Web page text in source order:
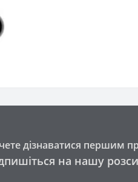
дізнаватися першим
на нашу